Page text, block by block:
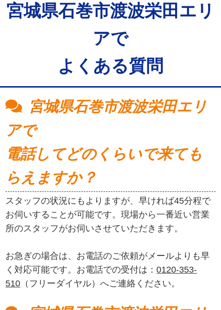
宮城県石巻市渡波栄田エリ
アで
よくある質問
宮城県石巻市渡波栄田エリ
アで
電話してどのくらいで来ても
らえますか？
スタッフの状況にもよりますが、早ければ45分程で
お伺いすることが可能です。現場から一番近い営業
所のスタッフがお伺いさせていただきます。
お急ぎの場合は、お電話のご依頼がメールよりも早
く対応可能です。お電話での受付は：0120-353-
510 （フリーダイヤル）へご連絡ください。